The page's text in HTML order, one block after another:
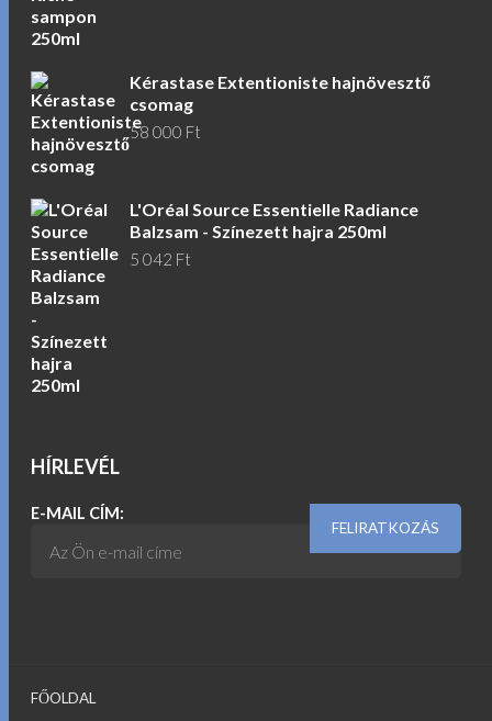
Kérastase Extentioniste hajnövesztő
csomag
58 000 Ft
L'Oréal Source Essentielle Radiance
Balzsam - Színezett hajra 250ml
5 042 Ft
HÍRLEVÉL
E-MAIL CÍM:
FŐOLDAL